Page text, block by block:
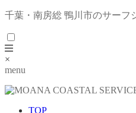
千葉・南房総 鴨川市のサーフ
×
menu
TOP